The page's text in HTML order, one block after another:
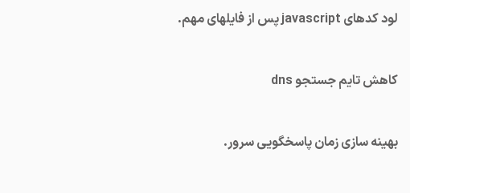
لود کدهای javascript پس از فایلهای مهم.
کاهش تایم جستجو dns
بهینه سازی زمان پاسخگویی سرور.